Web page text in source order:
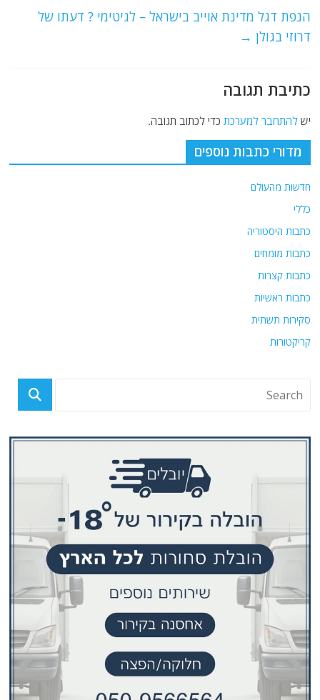
p
o
הנפת דגל מדינת אוייב בישראל – לגיטימי ? דעתו של
דרוזי בגולן →
כתיבת תגובה
ישלהתחבר למערכת כדי לכתוב תגובה.
מדורי כתבות נוספים
חדשות מהעולם
כללי
כתבות היסטוריה
כתבות מומחים
כתבות קצרות
כתבות ראשיות
סקירות תשתית
קריקטורות